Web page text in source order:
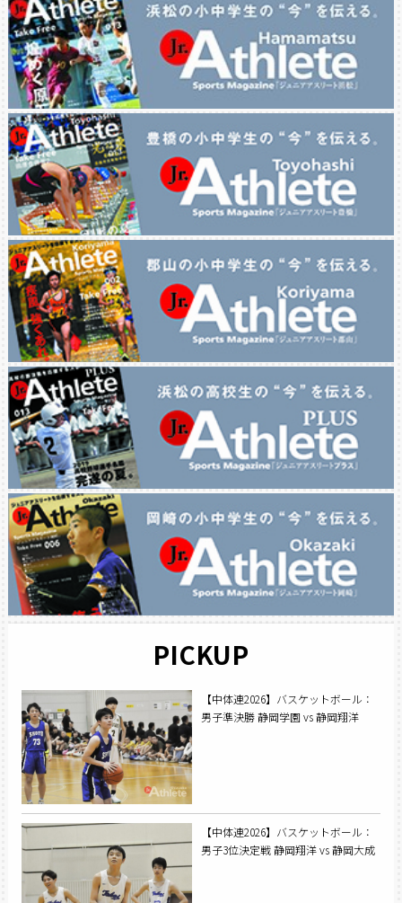
PICKUP
【中体連2026】バスケットボール：
男子準決勝 静岡学園 vs 静岡翔洋
【中体連2026】バスケットボール：
男子3位決定戦 静岡翔洋 vs 静岡大成